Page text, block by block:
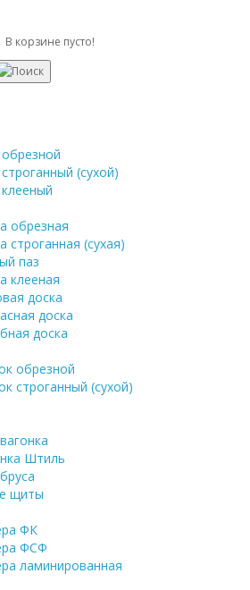
В корзине пусто!
(сухой)
обрезная
строганная (сухая)
паз
клееная
доска
доска
доска
обрезной
строганный (сухой)
Штиль
щиты
ФК
ФСФ
ламинированная